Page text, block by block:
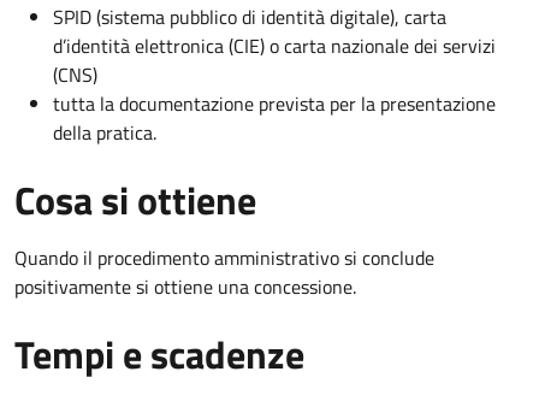
SPID (sistema pubblico di identità digitale), carta
d’identità elettronica (CIE) o carta nazionale dei servizi
(CNS)
tutta la documentazione prevista per la presentazione
della pratica.
Cosa si ottiene
Quando il procedimento amministrativo si conclude
positivamente si ottiene una concessione.
Tempi e scadenze